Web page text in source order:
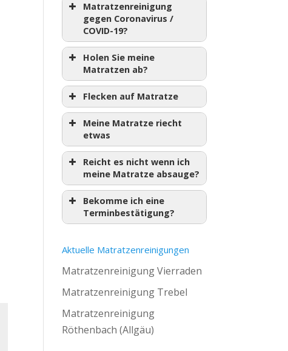
Matratzenreinigung
gegen Coronavirus /
COVID-19?
Holen Sie meine
Matratzen ab?
Flecken auf Matratze
Meine Matratze riecht
etwas
Reicht es nicht wenn ich
meine Matratze absauge?
Bekomme ich eine
Terminbestätigung?
Aktuelle Matratzenreinigungen
Matratzenreinigung Vierraden
Matratzenreinigung Trebel
Matratzenreinigung
Röthenbach (Allgäu)